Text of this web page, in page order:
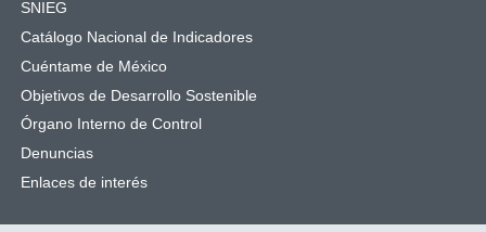
SNIEG
Catálogo Nacional de Indicadores
Cuéntame de México
Objetivos de Desarrollo Sostenible
Órgano Interno de Control
Denuncias
Enlaces de interés